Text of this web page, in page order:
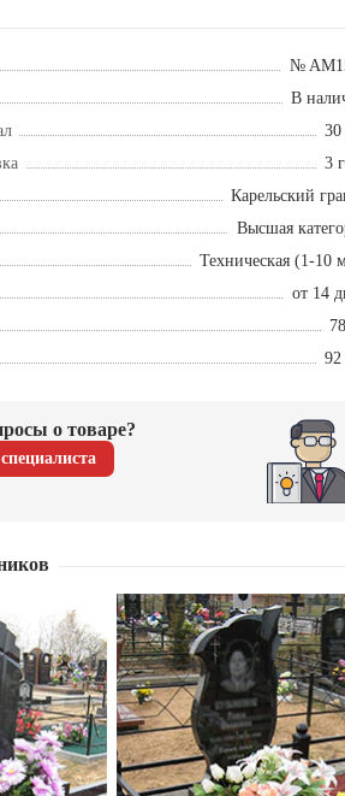
№
В
30
3
Карельский
Высшая
Техническая (1-10
от 14
92
о товаре?